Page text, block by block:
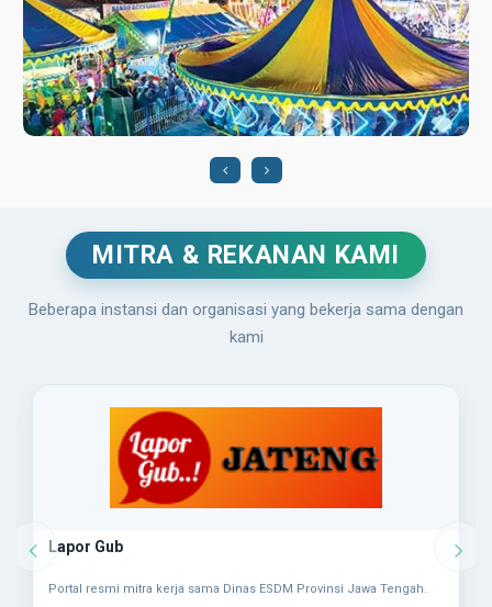
PERPRES NOMOR 70 TAHUN 2014 TENT...
26 June, 2026
MITRA & REKANAN KAMI
Beberapa instansi dan organisasi yang bekerja sama dengan
kami
Tanggap Covid 19 Provinsi Jawa Tengah
Portal resmi mitra kerja sama Dinas ESDM Provinsi Jawa Tengah.